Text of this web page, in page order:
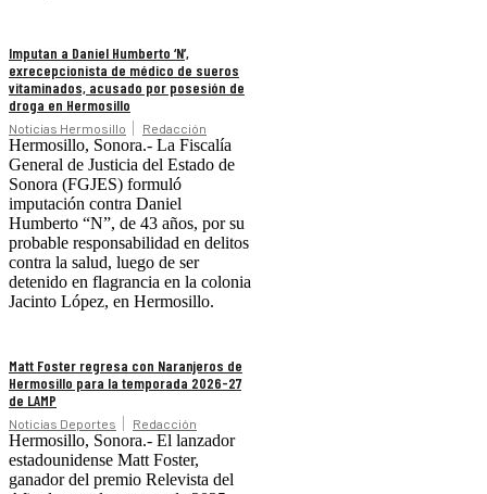
Imputan a Daniel Humberto ‘N’,
exrecepcionista de médico de sueros
vitaminados, acusado por posesión de
droga en Hermosillo
Noticias Hermosillo Redacción
Hermosillo, Sonora.- La Fiscalía
General de Justicia del Estado de
Sonora (FGJES) formuló
imputación contra Daniel
Humberto “N”, de 43 años, por su
probable responsabilidad en delitos
contra la salud, luego de ser
detenido en flagrancia en la colonia
Jacinto López, en Hermosillo.
Matt Foster regresa con Naranjeros de
Hermosillo para la temporada 2026-27
de LAMP
Noticias Deportes Redacción
Hermosillo, Sonora.- El lanzador
estadounidense Matt Foster,
ganador del premio Relevista del